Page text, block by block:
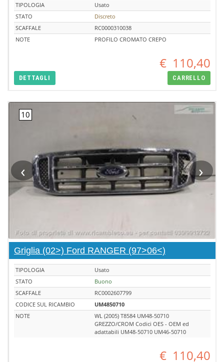
TIPOLOGIA
Usato
STATO
Discreto
SCAFFALE
RC0000310038
NOTE
PROFILO CROMATO CREPO
€ 110,40
DETTAGLI CARRELLO
‹ ›
Griglia (02>) Ford RANGER (97>06<)
TIPOLOGIA
Usato
STATO
Buono
SCAFFALE
RC0002607799
CODICE SUL RICAMBIO
UM4850710
NOTE
WL (2005) T8584 UM48-50710
GREZZO/CROM Codici OES - OEM ed
adattabili UM48-50710 UM46-50710
€ 110,40